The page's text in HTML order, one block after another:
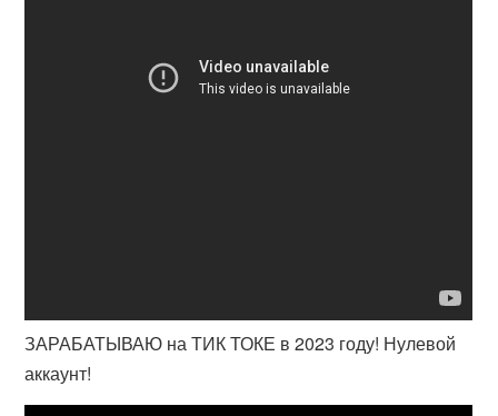
ЗАРАБАТЫВАЮ на ТИК ТОКЕ в 2023 году! Нулевой
аккаунт!